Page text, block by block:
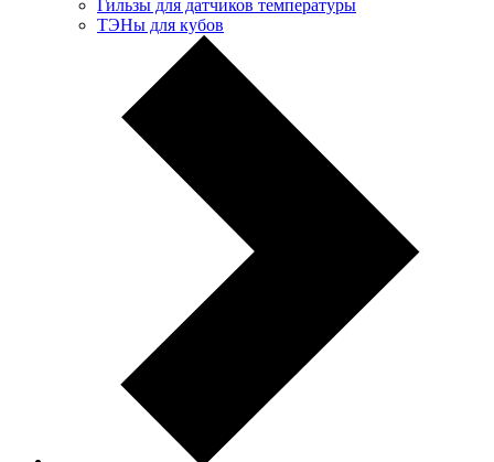
Гильзы для датчиков температуры
ТЭНы для кубов